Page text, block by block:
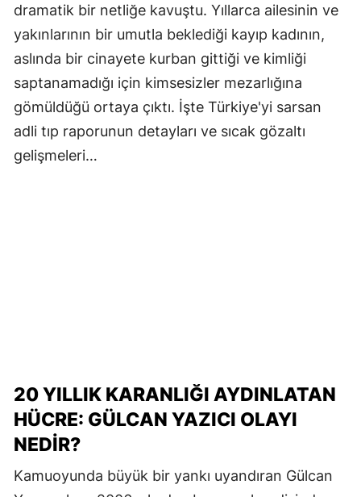
dramatik bir netliğe kavuştu. Yıllarca ailesinin ve
yakınlarının bir umutla beklediği kayıp kadının,
aslında bir cinayete kurban gittiği ve kimliği
saptanamadığı için kimsesizler mezarlığına
gömüldüğü ortaya çıktı. İşte Türkiye'yi sarsan
adli tıp raporunun detayları ve sıcak gözaltı
gelişmeleri…
20 YILLIK KARANLIĞI AYDINLATAN
HÜCRE: GÜLCAN YAZICI OLAYI
NEDIR?
Kamuoyunda büyük bir yankı uyandıran Gülcan